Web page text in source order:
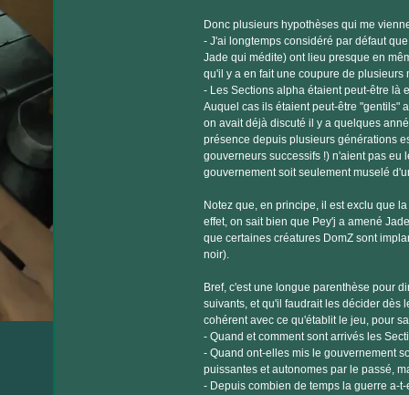
Donc plusieurs hypothèses qui me
- J'ai longtemps considéré par défaut
Jade qui médite) ont lieu presque en
qu'il y a en fait une coupure de
- Les Sections alpha étaient peut-être là
Auquel cas ils étaient peut-être "gentils"
on avait déjà discuté il y a quelques
présence depuis plusieurs générations
gouverneurs successifs !) n'aient pas eu
gouvernement soit seulement muselé
Notez que, en principe, il est exclu que
effet, on sait bien que Pey'j a amené
que certaines créatures DomZ sont
noir).
Bref, c'est une longue parenthèse pour
suivants, et qu'il faudrait les décider dès
cohérent avec ce qu'établit le jeu, pour
- Quand et comment sont arrivés les
- Quand ont-elles mis le gouvernement
puissantes et autonomes par le passé,
- Depuis combien de temps la guerre a-